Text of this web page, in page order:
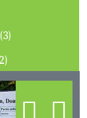
Ejemplares de herbario (3)
(2)